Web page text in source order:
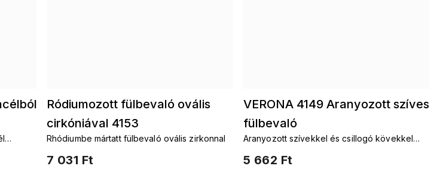
Ródiumozott fülbevaló ovális
cirkóniával 4153
7 031 Ft
Rhódiumbe mártatt fülbevaló ovális zirkonnal
VERONA 4149 Aranyozott szíves
fülbevaló
5 662 Ft
Aranyozott szívekkel és csillogó kövekkel